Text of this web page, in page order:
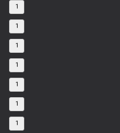
1
1
1
1
1
1
1